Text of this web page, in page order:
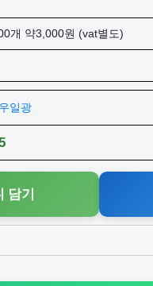
개 약3,000원 (vat별도)
일광
담기